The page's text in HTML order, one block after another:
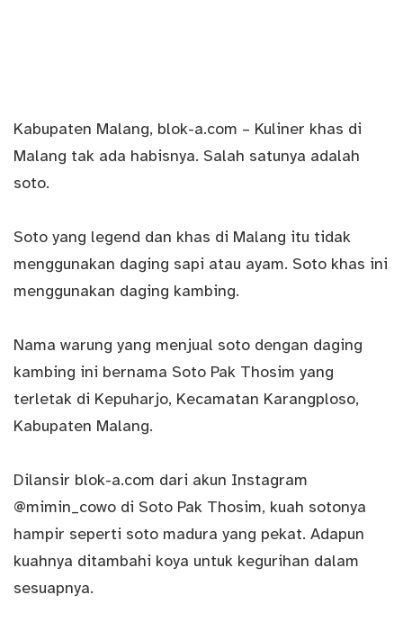
Kabupaten Malang, blok-a.com – Kuliner khas di
Malang tak ada habisnya. Salah satunya adalah
soto.
Soto yang legend dan khas di Malang itu tidak
menggunakan daging sapi atau ayam. Soto khas ini
menggunakan daging kambing.
Nama warung yang menjual soto dengan daging
kambing ini bernama Soto Pak Thosim yang
terletak di Kepuharjo, Kecamatan Karangploso,
Kabupaten Malang.
Dilansir blok-a.com dari akun Instagram
@mimin_cowo di Soto Pak Thosim, kuah sotonya
hampir seperti soto madura yang pekat. Adapun
kuahnya ditambahi koya untuk kegurihan dalam
sesuapnya.